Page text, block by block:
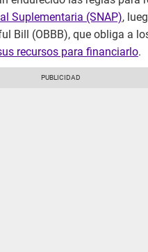
Suplementaria (SNAP),
Bill (OBBB), que obliga a
recursos para financiarlo.